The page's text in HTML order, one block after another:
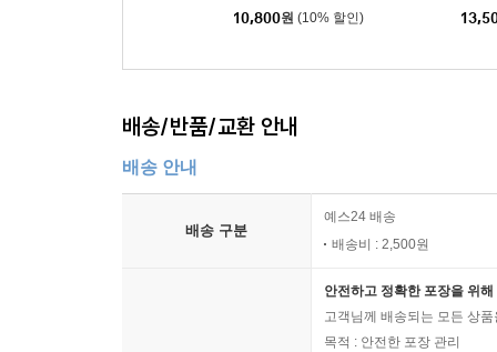
10,800원 (10% 할인)
배송/반품/교환 안내
배송 안내
배송 구분
예스24 배송
배송비 : 2,500원
안전하고 정확한 포장을 위
고객님께 배송되는 모든 상
목적 : 안전한 포장 관리